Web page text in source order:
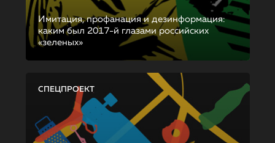
Имитация, профанация и дезинформация:
каким был 2017-й глазами российских
«зеленых»
СПЕЦПРОЕКТ